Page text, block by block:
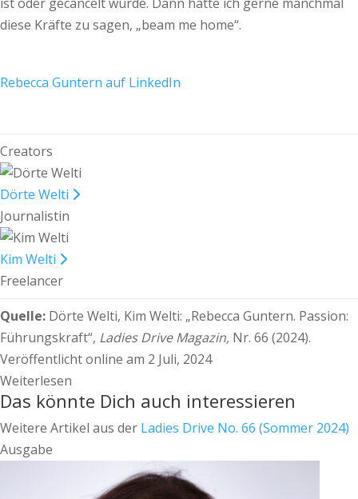
diese Kräfte zu sagen, „beam me home“.
Rebecca Guntern auf LinkedIn
Creators
Dörte Welti
Journalistin
Kim Welti
Freelancer
Quelle: Dörte Welti, Kim Welti: „Rebecca Guntern. Passion:
Führungskraft“, Ladies Drive Magazin, Nr. 66 (2024).
Veröffentlicht online am 2 Juli, 2024
Weiterlesen
Das könnte Dich auch interessieren
Weitere Artikel aus der Ladies Drive No. 66 (Sommer 2024)
Ausgabe